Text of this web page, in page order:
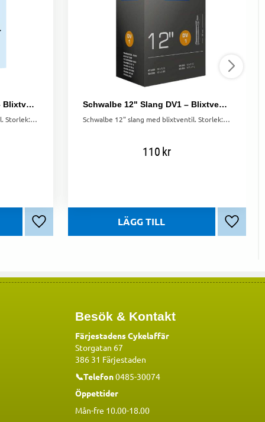
Schwalbe 26" Slang DV13 – Blixtventil 40/62-559
Schwalbe 26" slang med blixtventil. Storlek: 40/62-559. Håller luft längre för bättre prestanda och mindre underhåll.
Lägg till i favoriter
Schwalbe 12" Slang DV1 – Blixtventil 47/62-203
Schwalbe 12" slang med blixtventil. Storlek: 47/62-203. Högkvalitativ konstruktion som bibehåller lufttrycket längre än många andra slangar.
110kr
Lägg
Besök & Kontakt
Färjestadens Cykelaffär
Storgatan 67
386 31 Färjestaden
📞Telefon0485-30074
Öppettider
Mån-fre 10.00-18.00